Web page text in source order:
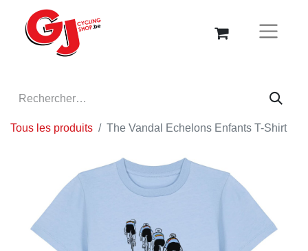
Tous les produits The Vandal Echelons Enfants T-Shirt